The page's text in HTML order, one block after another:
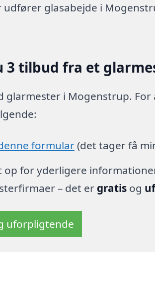
glasabejde i
3 tilbud fra et
glarmester i Mogenstrup. For
formular(det tager få
op for yderligere
– det er gratisog
uforpligtende